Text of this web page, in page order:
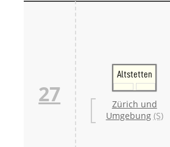
27
Altstetten
Zürich und
Umgebung (S)